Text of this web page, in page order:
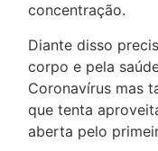
concentração.
Diante disso
corpo e pela
Coronavírus mas
que tenta
aberta pelo